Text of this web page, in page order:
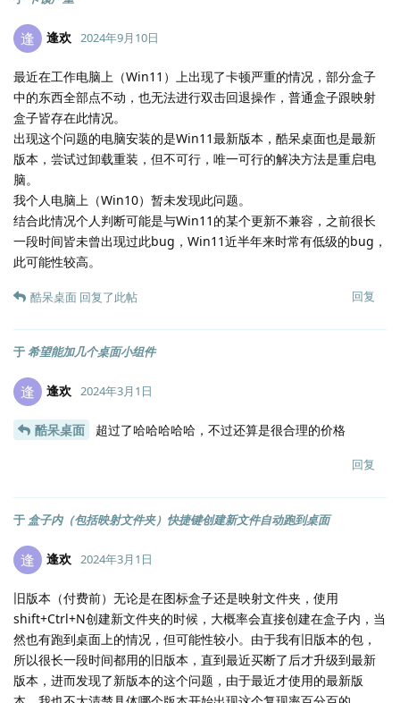
逢 逢欢 2024年9月10日
最近在工作电脑上（Win11）上出现了卡顿严重的情况，部分盒子
中的东西全部点不动，也无法进行双击回退操作，普通盒子跟映射
盒子皆存在此情况。
出现这个问题的电脑安装的是Win11最新版本，酷呆桌面也是最新
版本，尝试过卸载重装，但不可行，唯一可行的解决方法是重启电
脑。
我个人电脑上（Win10）暂未发现此问题。
结合此情况个人判断可能是与Win11的某个更新不兼容，之前很长
一段时间皆未曾出现过此bug，Win11近半年来时常有低级的bug，
此可能性较高。
回复
酷呆桌面 回复了此帖
于希望能加几个桌面小组件
逢 逢欢 2024年3月1日
酷呆桌面 超过了哈哈哈哈哈，不过还算是很合理的价格
回复
于 盒子内（包括映射文件夹）快捷键创建新文件自动跑到桌面
逢 逢欢 2024年3月1日
旧版本（付费前）无论是在图标盒子还是映射文件夹，使用
shift+Ctrl+N创建新文件夹的时候，大概率会直接创建在盒子内，当
然也有跑到桌面上的情况，但可能性较小。由于我有旧版本的包，
所以很长一段时间都用的旧版本，直到最近买断了后才升级到最新
版本，进而发现了新版本的这个问题，由于最近才使用的最新版